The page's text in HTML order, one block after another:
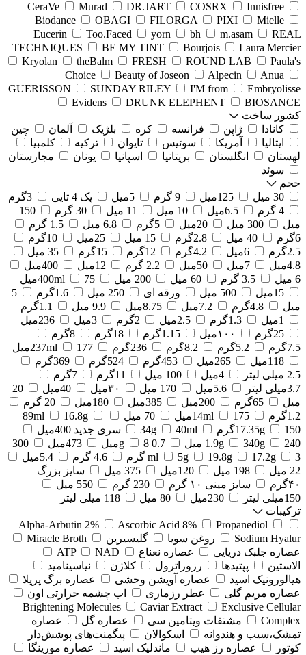
CeraVe
Murad DR.JART COSRX
Innisfree
Biodance
OBAGI FILORGA PIXI
Mielle
Eucerin
Too.Faced yorn bh m.asam
REAL
TECHNIQUES
BE MY TINT Bourjois
Laura Mercier
Kryolan
theBalm FRESH ROUND LAB
Paula's
Choice
Beauty of Joseon Alpecin
Anua
GUERISSON
SUNDAY RILEY I'M from
Embryolisse
Evidens
DRUNK ELEPHENT
BIOSANCE
کشور ساخت
کانادا
ژاپن فرانسه کره بلژیک آلمان
چین
ایتالیا
آمریکا سوئیس تایوان ترکیه
کلمبیا
لهستان
انگلستان بریتانیا اسپانیا یونان
مجارستان
سوئد
حجم
30 میل
125میل 9 گرم 5میل پک 4 تایی
3گرم
4 گرم
6.5میل 10 میل 11 میل 30 گرم
150
میل
300 میل 20میل 5گرم 6.8 میل
1.5 گرم
6گرم
40 میل 2.8گرم 15 میل 25میل
10گرم
2.5گرم
6میل 4.2گرم 12گرم 15گرم
35 میل
4.8میل
7میل 50میل 2.2 گرم 12میل
400میل
6 میل
3.5 گرم 60 میل 200 میل 400ml
75میل
15میل
500 میل ورقه ای 250 میل 1.6گرم
5
میل
4.8گرم 7.2میل 8.75میل 9.9 میل
1.1گرم
1میل
1.3گرم 2.5میل 2گرم 3میل
236میل
25گرم
۱۰۰میل 1.15گرم 18گرم
8گرم
7.5گرم
5.2گرم 8.2گرم 236گرم 237ml
177میل
118میل
265میل 453گرم 524گرم
369گرم
2.5 میلی لیتر
4میل 100 میل 11گرم
7گرم
3.7میلی لیتر
5.6میل 170 میل ۳۰میل 40میل
20
میل
65گرم 200میل 385میل 180میل
20 گرم
1.2گرم
14ml 175میل 70 میل 89ml
16.8g
17.35g
150گرم 34g 40ml
سری جدید 400میل
1.9g
340g 240 میل 0.7 g 8میل 473میل
300
ml
5g 19.8g 17.2g 3 گرم 4.6 گرم
5.4میل
22 میل
198 میل 120میل 375 میل
سایز بزرگ
۴۰گرم
سایز مینی ۱۰ گرم 230 گرم
550 میل
150میلی لیتر
230میل 80 میل
118 میلی لیتر
ترکیبات
Alpha-Arbutin 2%
Ascorbic Acid 8%
Propanediol
Sodium Hyalur
روغن سویا گلیسیرین
Miracle Broth
عصاره جلبک دریایی
عصاره نعناع ATP
NAD
الاستین
پپتیدها رزوراترول کلاژن
⁠نیاسینامید
هیالورونیک اسید
عصاره آویشن وحشی
عصاره برگ پریلا
عصاره مریم گلی
عطر رزماری
اب چشمه حرارتی اون
Brightening Molecules
Caviar Extract
Exclusive Cellular
Complex
مشتقات ویتامین سی عصاره گل
عصاره
تمشک،سیب و هندوانه
اسکوالان
پیگمنت‌های پوشش‌دار
کوتور
عصاره رز هیپ ماندلیک اسید
عصاره مورینگا